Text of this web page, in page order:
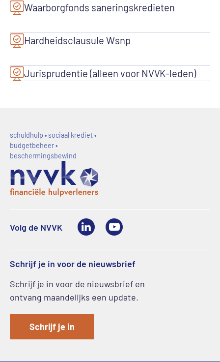
Waarborgfonds saneringskredieten
Hardheidsclausule Wsnp
Jurisprudentie (alleen voor NVVK-leden)
schuldhulp • sociaal krediet •
budgetbeheer •
beschermingsbewind
Volg de NVVK LinkedIn
Schrijf je in voor de nieuwsbrief
Schrijf je in voor de nieuwsbrief en
ontvang maandelijks een update.
Schrijf je in